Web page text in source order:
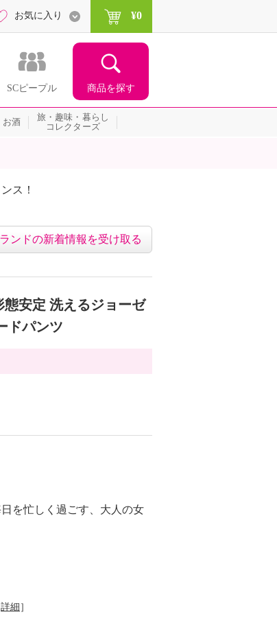
SCピープル 商品を探す
お気に入り ¥0
お酒
旅・趣味・暮らし
コレクターズ
ス！
ンドの新着情報を受け取る
態安定 洗えるジョーゼ
ドパンツ
を忙しく過ごす、大人の女
詳細 ］